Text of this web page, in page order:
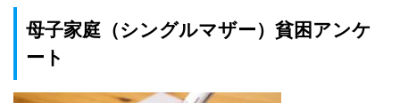
母子家庭（シングルマザー）貧困アンケ
ート